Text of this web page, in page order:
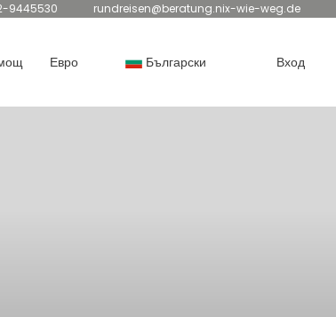
9445530 rundreisen@beratung.nix-wie-weg.de
Евро Български Вход